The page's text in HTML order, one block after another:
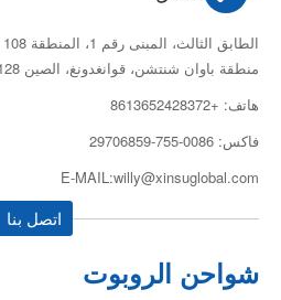
منطقة باوان شنتشن، قوانغدونغ، الصين 518128
هاتف: +8613652428372
فاكس: 0086-755-29706859
E-MAIL:willy@xinsuglobal.com
اتصل بنا
شواحن الروبوت